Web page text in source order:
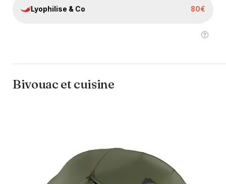
Lyophilise & Co 80€
Bivouac et cuisine